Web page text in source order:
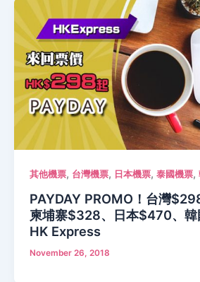
其他機票, 台灣機票, 日本機票, 泰國機票,
PAYDAY PROMO！台灣
柬埔寨$328、日本$470、
HK Express
November 26, 2018